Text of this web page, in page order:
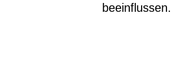
beeinflussen.